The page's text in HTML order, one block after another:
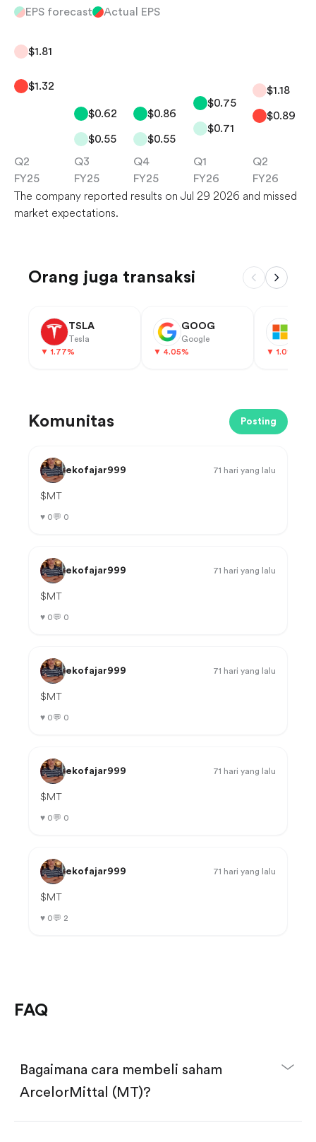
EPS forecast Actual EPS
$1.32
$1.81
Q2
FY25
$0.62
$0.55
Q3
FY25
$0.86
$0.55
Q4
FY25
$0.75
$0.71
Q1
FY26
$0.89
$1.18
Q2
FY26
The company reported results on Jul 29 2026 and missed
market expectations.
Orang juga transaksi
TSLA
Tesla
▼ 1.77%
GOOG
Google
▼ 4.05%
▼ 1.09
Komunitas Posting
ekofajar999 71 hari yang lalu
$MT
♥ 0💬 0
ekofajar999 71 hari yang lalu
$MT
♥ 0💬 0
ekofajar999 71 hari yang lalu
$MT
♥ 0💬 0
ekofajar999 71 hari yang lalu
$MT
♥ 0💬 0
ekofajar999 71 hari yang lalu
$MT
♥ 0💬 2
FAQ
Bagaimana cara membeli saham
ArcelorMittal (MT)?